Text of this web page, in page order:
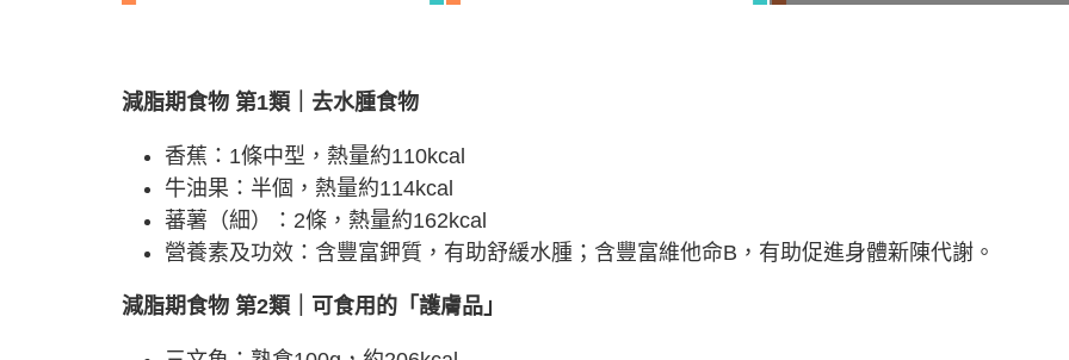
減脂期食物 第1類｜去水腫食物
香蕉：1條中型，熱量約110kcal
牛油果：半個，熱量約114kcal
蕃薯（細）：2條，熱量約162kcal
營養素及功效：含豐富鉀質，有助舒緩水腫；含豐富維他命B，有助促進身體新陳代謝。
減脂期食物 第2類｜可食用的「護膚品」